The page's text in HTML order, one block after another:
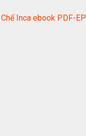
Inca ebook PDF-